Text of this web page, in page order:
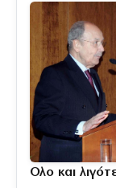
Ολο και